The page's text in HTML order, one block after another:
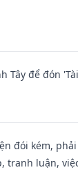
Tây để đón
đói kém,
luận,